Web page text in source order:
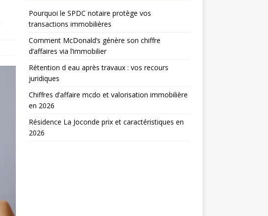
Pourquoi le SPDC notaire protège vos
transactions immobilières
Comment McDonald’s génère son chiffre
d’affaires via l’immobilier
Rétention d eau après travaux : vos recours
juridiques
Chiffres d’affaire mcdo et valorisation immobilière
en 2026
Résidence La Joconde prix et caractéristiques en
2026